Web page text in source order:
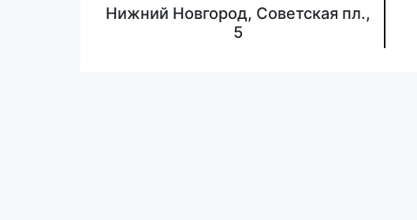
Нижний Новгород, Советская пл.,
5